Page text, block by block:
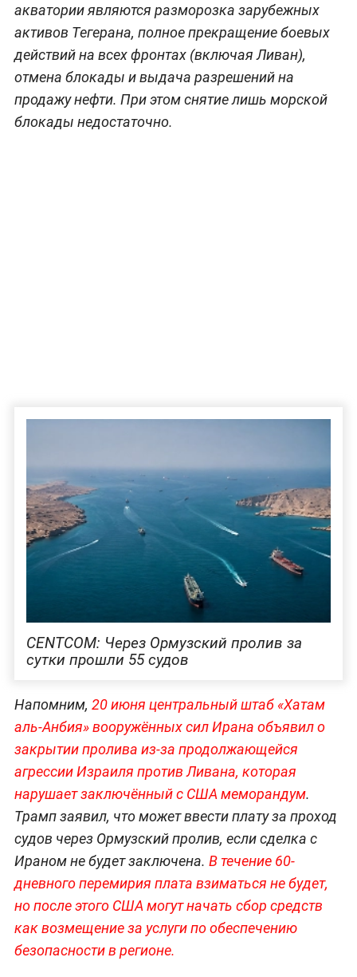
акватории являются разморозка зарубежных
активов Тегерана, полное прекращение боевых
действий на всех фронтах (включая Ливан),
отмена блокады и выдача разрешений на
продажу нефти. При этом снятие лишь морской
блокады недостаточно.
CENTCOM: Через Ормузский пролив за
сутки прошли 55 судов
Напомним, 20 июня центральный штаб «Хатам
аль-Анбия» вооружённых сил Ирана объявил о
закрытии пролива из-за продолжающейся
агрессии Израиля против Ливана, которая
нарушает заключённый с США меморандум.
Трамп заявил, что может ввести плату за проход
судов через Ормузский пролив, если сделка с
Ираном не будет заключена. В течение 60-
дневного перемирия плата взиматься не будет,
но после этого США могут начать сбор средств
как возмещение за услуги по обеспечению
безопасности в регионе.